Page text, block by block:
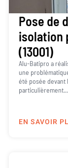
Pose de
isolation
(13001)
Alu-Batipro a
une
été posée devant
particulièrement...
EN SAVOIR